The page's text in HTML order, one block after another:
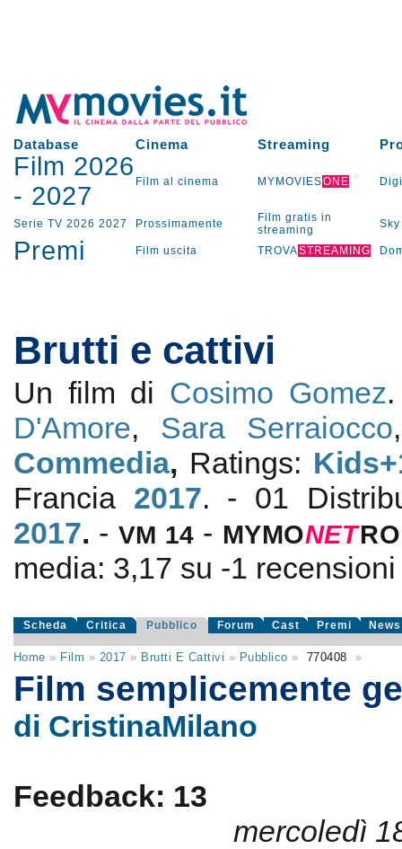
Database Cinema Streaming
Film 2026
- 2027 Film al cinema MYMOVIESONE
Serie TV 2026 2027 Prossimamente
Film gratis in
streaming
Sky
Premi Film uscita TROVASTREAMING
Brutti e cattivi
Un film di Cosimo Gomez
D'Amore, Sara Serraiocco
Commedia, Ratings:
Francia 2017. - 01
2017. -VM 14- MYMONETRO
media: 3,17 su -1
Scheda Critica Pubblico Forum Cast Premi News
Home » Film » 2017 » Brutti E Cattivi » Pubblico » 770408 »
Film semplicemente
di CristinaMilano
Feedback: 13
mercoledì